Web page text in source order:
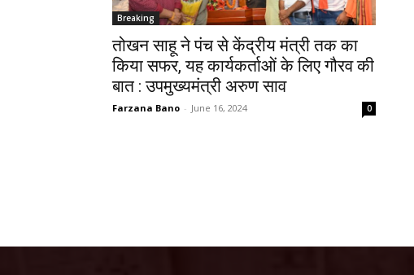
Breaking
तोखन साहू ने पंच से केंद्रीय मंत्री तक का
किया सफर, यह कार्यकर्ताओं के लिए गौरव की
बात : उपमुख्यमंत्री अरुण साव
Farzana Bano - June 16, 2024 0